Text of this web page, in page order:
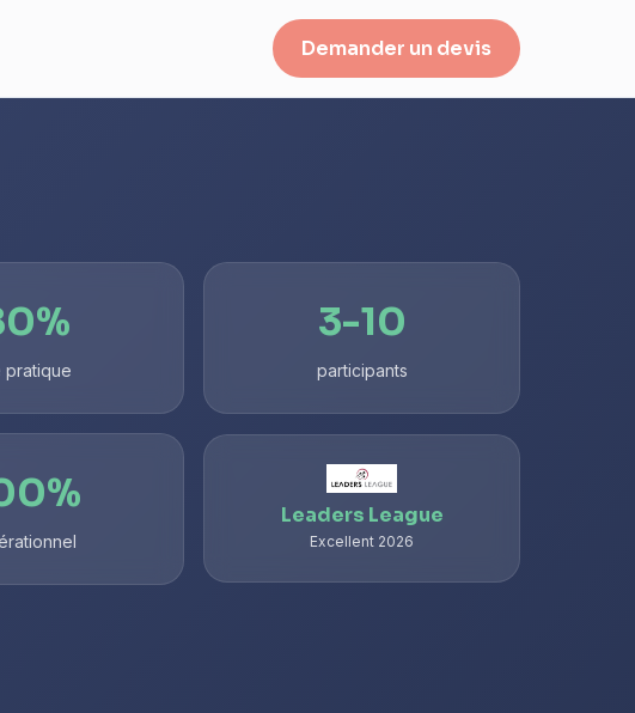
Demander un devis
pratique
3-10
participants
Leaders League
Excellent 2026